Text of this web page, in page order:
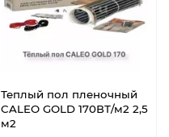
Теплый пол пленочный
CALEO GOLD 170ВТ/м2 2,5
м2